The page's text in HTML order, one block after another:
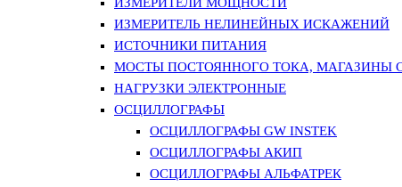
ИЗМЕРИТЕЛЬ НЕЛИНЕЙНЫХ ИСКАЖЕНИЙ
ИСТОЧНИКИ ПИТАНИЯ
МОСТЫ ПОСТОЯННОГО ТОКА, МАГАЗИНЫ
НАГРУЗКИ ЭЛЕКТРОННЫЕ
ОСЦИЛЛОГРАФЫ
ОСЦИЛЛОГРАФЫ GW INSTEK
ОСЦИЛЛОГРАФЫ АКИП
ОСЦИЛЛОГРАФЫ АЛЬФАТРЕК